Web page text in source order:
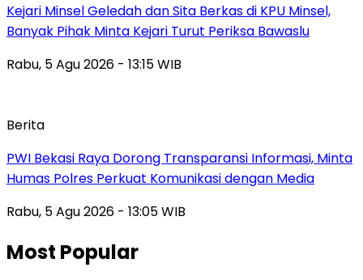
Kejari Minsel Geledah dan Sita Berkas di KPU Minsel,
Banyak Pihak Minta Kejari Turut Periksa Bawaslu
Rabu, 5 Agu 2026 - 13:15 WIB
Berita
PWI Bekasi Raya Dorong Transparansi Informasi, Minta
Humas Polres Perkuat Komunikasi dengan Media
Rabu, 5 Agu 2026 - 13:05 WIB
Most Popular